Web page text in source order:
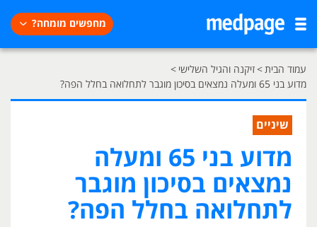
מחפשים מומחה?
עמוד הבית>זיקנה והגיל השלישי >
מדוע בני 65 ומעלה נמצאים בסיכון מוגבר לתחלואה בחלל הפה?
שיניים
מדוע בני 65 ומעלה
נמצאים בסיכון מוגבר
לתחלואה בחלל הפה?